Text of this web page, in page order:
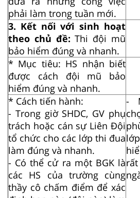
phải làm trong tuần mới.
3. Kết nối với sinh hoạt
theo chủ đề: Thi đội mũ
bảo hiểm đúng và nhanh.
* Mục tiêu: HS nhận biết
được cách đội mũ bảo
hiểm đúng và nhanh.
* Cách tiến hành:
- Trong giờ SHDC, GV phụ
trách hoặc cán sự Liên Đội
tổ chức cho các lớp thi đua
làm đúng và nhanh.
- Có thể cử ra một BGK là
các HS của trường cùng
thầy cô chấm điểm để xác
-